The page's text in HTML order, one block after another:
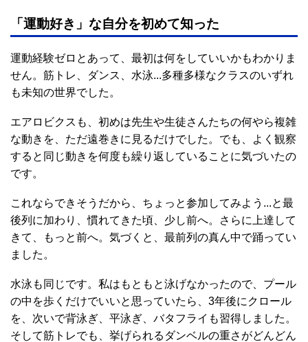
「運動好き」な自分を初めて知った
運動経験ゼロとあって、最初は何をしていいかもわかりま
せん。筋トレ、ダンス、水泳...多種多様なクラスのいずれ
も未知の世界でした。
エアロビクスも、初めは先生や生徒さんたちの何やら複雑
な動きを、ただ遠巻きに見るだけでした。でも、よく観察
すると同じ動きを何度も繰り返していることに気づいたの
です。
これならできそうだから、ちょっと参加してみよう...と最
後列に加わり、慣れてきた頃、少し前へ。さらに上達して
きて、もっと前へ。気づくと、最前列の真ん中で踊ってい
ました。
水泳も同じです。私はもともと泳げなかったので、プール
の中を歩くだけでいいと思っていたら、3年後にクロール
を、次いで背泳ぎ、平泳ぎ、バタフライも習得しました。
そして筋トレでも、挙げられるダンベルの重さがどんどん